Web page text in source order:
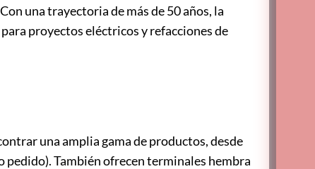
una trayectoria de más de 50 años, la
proyectos eléctricos y refacciones de
una amplia gama de productos, desde
pedido). También ofrecen terminales hembra